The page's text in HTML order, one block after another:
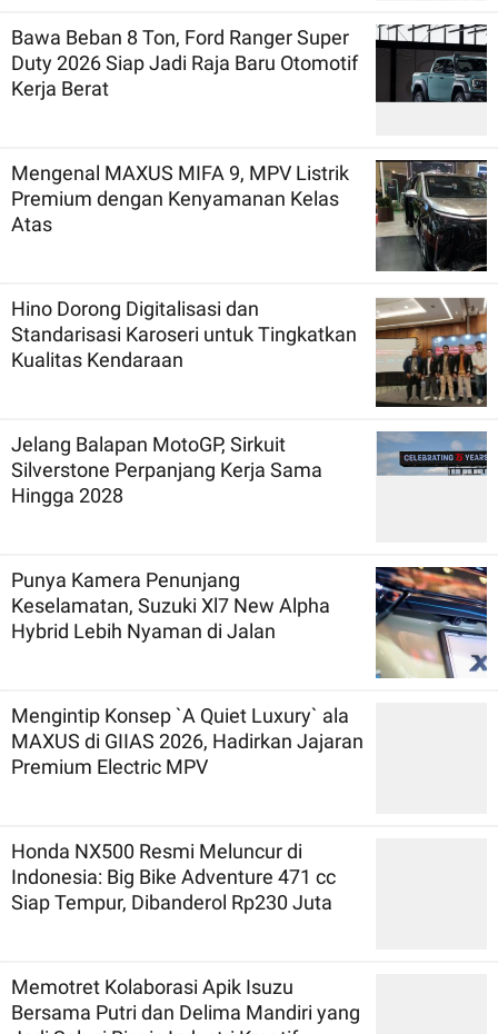
Bawa Beban 8 Ton, Ford Ranger Super
Duty 2026 Siap Jadi Raja Baru Otomotif
Kerja Berat
Mengenal MAXUS MIFA 9, MPV Listrik
Premium dengan Kenyamanan Kelas
Atas
Hino Dorong Digitalisasi dan
Standarisasi Karoseri untuk Tingkatkan
Kualitas Kendaraan
Jelang Balapan MotoGP, Sirkuit
Silverstone Perpanjang Kerja Sama
Hingga 2028
Punya Kamera Penunjang
Keselamatan, Suzuki Xl7 New Alpha
Hybrid Lebih Nyaman di Jalan
Mengintip Konsep `A Quiet Luxury` ala
MAXUS di GIIAS 2026, Hadirkan Jajaran
Premium Electric MPV
Honda NX500 Resmi Meluncur di
Indonesia: Big Bike Adventure 471 cc
Siap Tempur, Dibanderol Rp230 Juta
Memotret Kolaborasi Apik Isuzu
Bersama Putri dan Delima Mandiri yang